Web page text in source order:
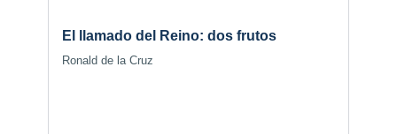
El llamado del Reino: dos frutos
Ronald de la Cruz